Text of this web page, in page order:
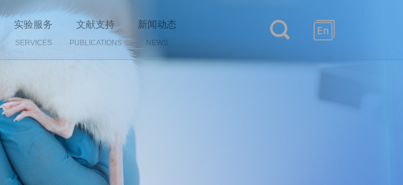
实验服务
SERVICES
文献支持
PUBLICATIONS
新闻动态
NEWS